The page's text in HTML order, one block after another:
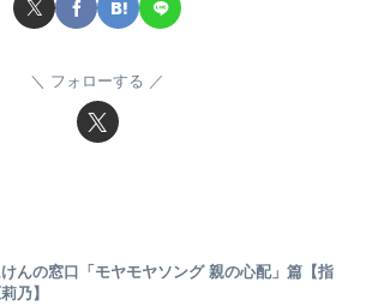
フォローする
んの窓口「モヤモヤソング 親の心配」篇【指
乃】